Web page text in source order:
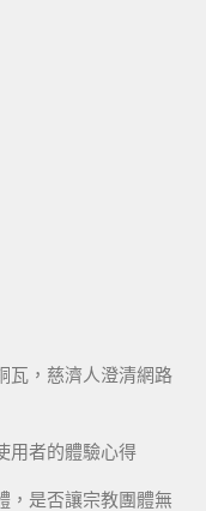
瓦，慈濟人澄清網路
用者的體驗心得
，是否讓宗教團體無